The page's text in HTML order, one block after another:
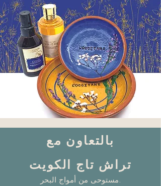
بالتعاون مع
تراش تاج الكويت
مستوحى من أمواج البحر.